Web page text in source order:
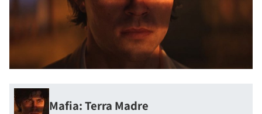
Mafia: Terra Madre